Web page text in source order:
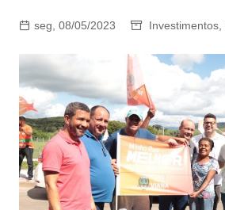
seg, 08/05/2023 Investimentos,